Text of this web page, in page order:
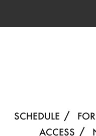
SCHEDULE
ACCESS